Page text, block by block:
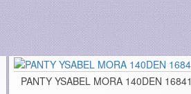
PANTY YSABEL MORA 140DEN 16841